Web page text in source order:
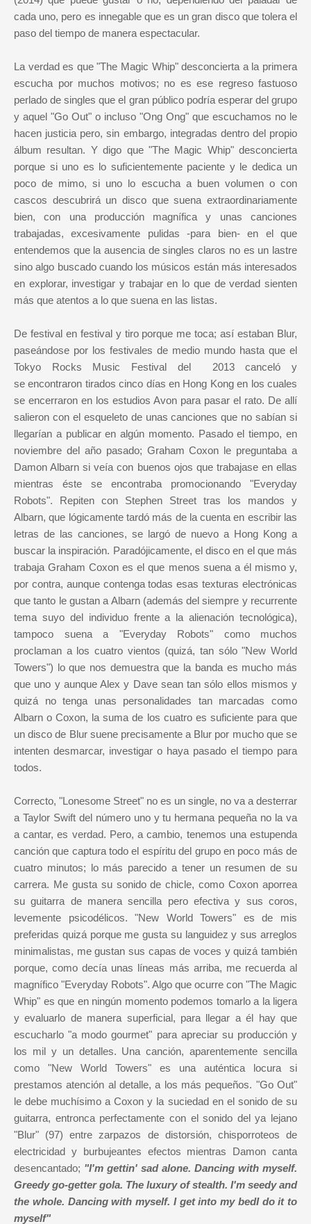
cada uno, pero es innegable que es un gran disco que tolera el
paso del tiempo de manera espectacular.
La verdad es que "The Magic Whip" desconcierta a la primera
escucha por muchos motivos; no es ese regreso fastuoso
perlado de singles que el gran público podría esperar del grupo
y aquel "Go Out" o incluso "Ong Ong" que escuchamos no le
hacen justicia pero, sin embargo, integradas dentro del propio
álbum resultan. Y digo que "The Magic Whip" desconcierta
porque si uno es lo suficientemente paciente y le dedica un
poco de mimo, si uno lo escucha a buen volumen o con
cascos descubrirá un disco que suena extraordinariamente
bien, con una producción magnífica y unas canciones
trabajadas, excesivamente pulidas -para bien- en el que
entendemos que la ausencia de singles claros no es un lastre
sino algo buscado cuando los músicos están más interesados
en explorar, investigar y trabajar en lo que de verdad sienten
más que atentos a lo que suena en las listas.
De festival en festival y tiro porque me toca; así estaban Blur,
paseándose por los festivales de medio mundo hasta que el
Tokyo Rocks Music Festival del 2013 canceló y
se encontraron tirados cinco días en Hong Kong en los cuales
se encerraron en los estudios Avon para pasar el rato. De allí
salieron con el esqueleto de unas canciones que no sabían si
llegarían a publicar en algún momento. Pasado el tiempo, en
noviembre del año pasado; Graham Coxon le preguntaba a
Damon Albarn si veía con buenos ojos que trabajase en ellas
mientras éste se encontraba promocionando "Everyday
Robots". Repiten con Stephen Street tras los mandos y
Albarn, que lógicamente tardó más de la cuenta en escribir las
letras de las canciones, se largó de nuevo a Hong Kong a
buscar la inspiración. Paradójicamente, el disco en el que más
trabaja Graham Coxon es el que menos suena a él mismo y,
por contra, aunque contenga todas esas texturas electrónicas
que tanto le gustan a Albarn (además del siempre y recurrente
tema suyo del individuo frente a la alienación tecnológica),
tampoco suena a "Everyday Robots" como muchos
proclaman a los cuatro vientos (quizá, tan sólo "New World
Towers") lo que nos demuestra que la banda es mucho más
que uno y aunque Alex y Dave sean tan sólo ellos mismos y
quizá no tenga unas personalidades tan marcadas como
Albarn o Coxon, la suma de los cuatro es suficiente para que
un disco de Blur suene precisamente a Blur por mucho que se
intenten desmarcar, investigar o haya pasado el tiempo para
todos.
Correcto, "Lonesome Street" no es un single, no va a desterrar
a Taylor Swift del número uno y tu hermana pequeña no la va
a cantar, es verdad. Pero, a cambio, tenemos una estupenda
canción que captura todo el espíritu del grupo en poco más de
cuatro minutos; lo más parecido a tener un resumen de su
carrera. Me gusta su sonido de chicle, como Coxon aporrea
su guitarra de manera sencilla pero efectiva y sus coros,
levemente psicodélicos. "New World Towers" es de mis
preferidas quizá porque me gusta su languidez y sus arreglos
minimalistas, me gustan sus capas de voces y quizá también
porque, como decía unas líneas más arriba, me recuerda al
magnífico "Everyday Robots". Algo que ocurre con "The Magic
Whip" es que en ningún momento podemos tomarlo a la ligera
y evaluarlo de manera superficial, para llegar a él hay que
escucharlo "a modo gourmet" para apreciar su producción y
los mil y un detalles. Una canción, aparentemente sencilla
como "New World Towers" es una auténtica locura si
prestamos atención al detalle, a los más pequeños. "Go Out"
le debe muchísimo a Coxon y la suciedad en el sonido de su
guitarra, entronca perfectamente con el sonido del ya lejano
"Blur" (97) entre zarpazos de distorsión, chisporroteos de
electricidad y burbujeantes efectos mientras Damon canta
desencantado; "I'm gettin' sad alone. Dancing with myself.
Greedy go-getter gola. The luxury of stealth. I'm seedy and
the whole. Dancing with myself. I get into my bedI do it to
myself"